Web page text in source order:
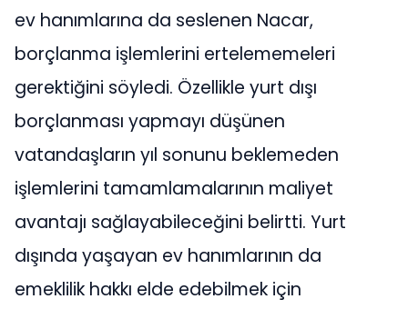
ev hanımlarına da seslenen Nacar,
borçlanma işlemlerini ertelememeleri
gerektiğini söyledi. Özellikle yurt dışı
borçlanması yapmayı düşünen
vatandaşların yıl sonunu beklemeden
işlemlerini tamamlamalarının maliyet
avantajı sağlayabileceğini belirtti. Yurt
dışında yaşayan ev hanımlarının da
emeklilik hakkı elde edebilmek için